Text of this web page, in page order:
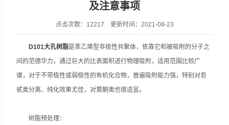
及注意事项
点击次数：12217 更新时间：2021-08-23
D101大孔树脂是苯乙烯型非极性共聚体，依靠它和被吸附的分子之
间的范德华力，通过巨大的比表面积进行物理吸附，适用范围比较广
谱，对于不带极性或弱极性的有机化合物，普遍吸附能力强，特别对皂
甙类分离、纯化效果尤佳，对黄酮类也很适宜。
树脂预处理：